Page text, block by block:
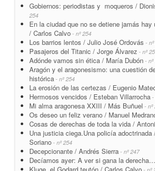
Gobiernos: periodistas y moqueros /
254
En la ciudad que no se detiene jamás hay
/ Carlos Calvo - nº 254
Los barrios lentos / Julio José Ordovás -
Pasajeros del Titanic / Jorge Álvarez - nº
Adónde vamos sin ética / María Dubón -
Aragón y el aragonesismo: una cuestión
histórica - nº 254
La erosión de las certezas / Eugenio
Hermosos vencidos / Esteban Villarrocha -
Mi alma aragonesa XXIII / Más Buñuel - nº
Os deseo un feliz verano / Manuel
Cosas de derechas de toda la vida /
Una justicia ciega.Una policía adoctrinada
Soriano - nº 254
Decepcionante / Andrés Sierra - nº 247
Decíamos ayer: A ver si gana la derecha…